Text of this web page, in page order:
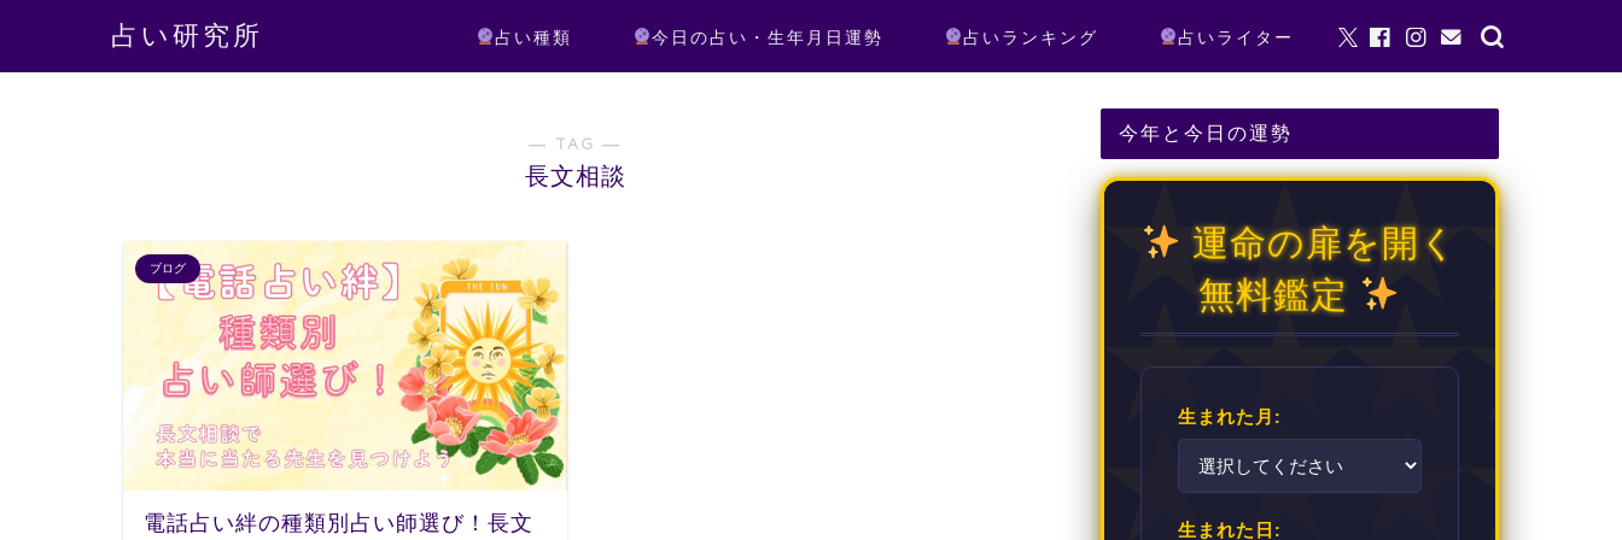
占い研究所 占い種類 今日の占い・生年月日運勢 占いランキング 占いライター
― TAG ―
長文相談
ブログ
電話占い絆の種類別占い師選び！長文
今年と今日の運勢
運命の扉を開く
無料鑑定
生まれた月:
生まれた日: